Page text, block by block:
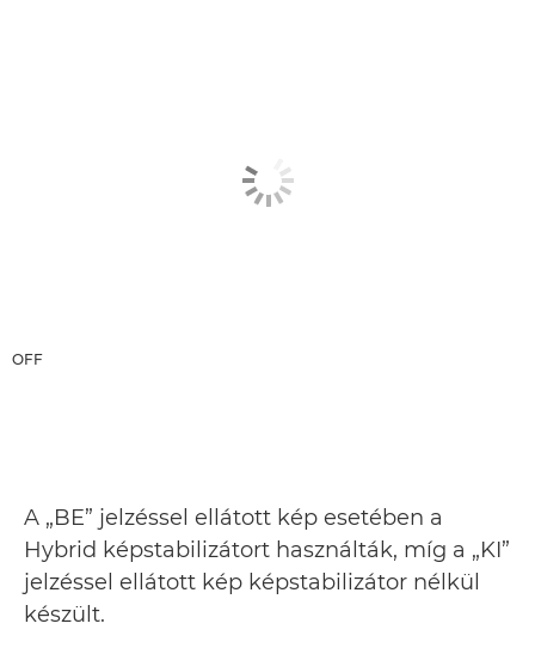
OFF
A „BE” jelzéssel ellátott kép esetében a
Hybrid képstabilizátort használták, míg a „KI”
jelzéssel ellátott kép képstabilizátor nélkül
készült.